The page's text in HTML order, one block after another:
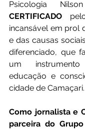
CERTIFICADO
incansável em prol
e das causas
diferenciado, que
um
educação e
cidade de Camaçari.
Como jornalista e
parceira do